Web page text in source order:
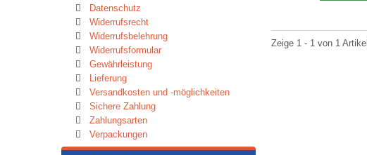
Datenschutz
Widerrufsrecht
Widerrufsbelehrung
Widerrufsformular
Gewährleistung
Lieferung
Versandkosten und -möglichkeiten
Sichere Zahlung
Zahlungsarten
Verpackungen
Zeige 1 - 1 von 1 Artikel